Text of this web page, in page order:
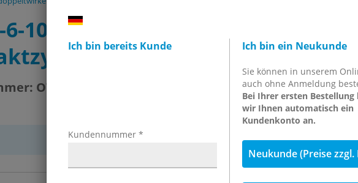
Ich bin bereits Kunde
Kundennummer *
Ich bin ein Neukunde
Sie können in unserem
auch ohne Anmeldung
Bei Ihrer ersten Bestellung
wir Ihnen automatisch ein
Kundenkonto an.
Neukunde (Preise zzgl.
10-A (8080596)
OT-FESTO081705
inkl. MwSt.
34,99 €